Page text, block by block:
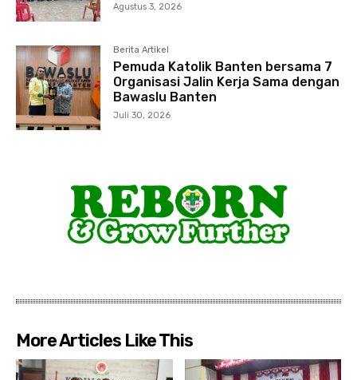
Agustus 3, 2026
Berita Artikel
Pemuda Katolik Banten bersama 7
Organisasi Jalin Kerja Sama dengan
Bawaslu Banten
Juli 30, 2026
More Articles Like This